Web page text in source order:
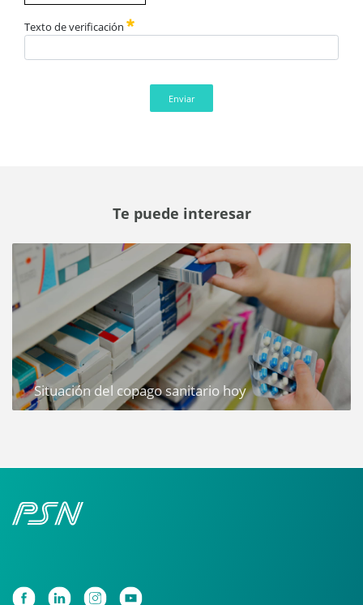
Texto de verificación
Enviar
Te puede interesar
Situación del copago sanitario hoy